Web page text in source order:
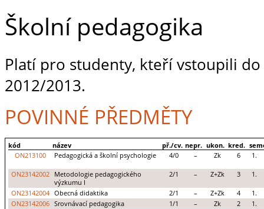
Školní pedagogika
Platí pro studenty, kteří vstoupili
2012/2013.
POVINNÉ PŘEDMĚTY
kód název př./cv. nepr. ukon. kred.
ON213100
Pedagogická a školní psychologie 4/0 – Zk 6 1.
ON23142002
Metodologie pedagogického
výzkumu I
2/1 – Z+Zk 3 1.
ON23142004 Obecná didaktika 2/1 – Z+Zk 4
1.
ON23142006 Srovnávací pedagogika 1/1 – Zk 2
1.